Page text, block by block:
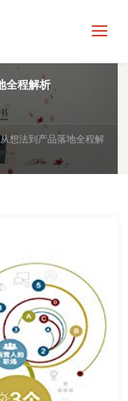
全程解析
想法到产品落地全程解